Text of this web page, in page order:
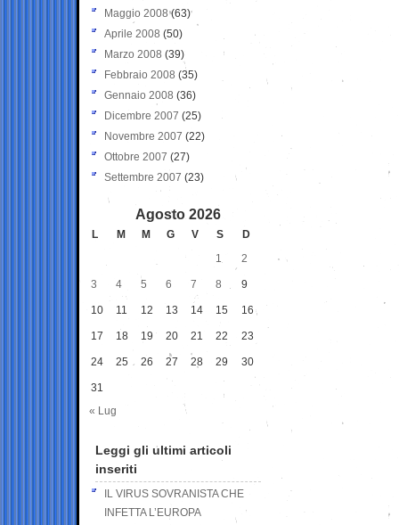
Maggio 2008(63)
Aprile 2008 (50)
Marzo 2008 (39)
Febbraio 2008 (35)
Gennaio 2008 (36)
Dicembre 2007 (25)
Novembre 2007 (22)
Ottobre 2007 (27)
Settembre 2007 (23)
Agosto 2026
L M M G V S
D
1
2
3 4 5 6 7 8 9
10 11 12 13 14 15 16
17 18 19 20 21 22 23
24 25 26 27 28 29 30
31
« Lug
Leggi gli ultimi articoli
inseriti
IL VIRUS SOVRANISTA CHE
INFETTA L’EUROPA